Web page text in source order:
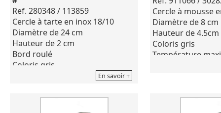
Ref. 280348 / 113859
Cercle à tarte en inox 18/10
Diamètre de 24 cm
Hauteur de 2 cm
Bord roulé
Coloris gris
En savoir +
Cercle à mousse
Diamètre de 8 cm
Hauteur de 4.5cm
Coloris gris
Température
vous permettra